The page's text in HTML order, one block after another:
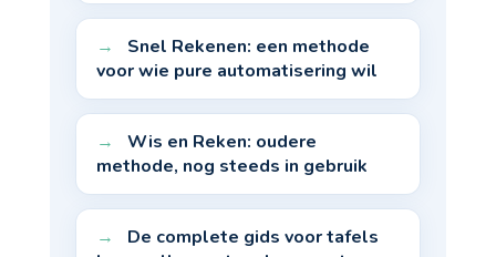
Snel Rekenen: een methode
voor wie pure automatisering wil
Wis en Reken: oudere
methode, nog steeds in gebruik
De complete gids voor tafels